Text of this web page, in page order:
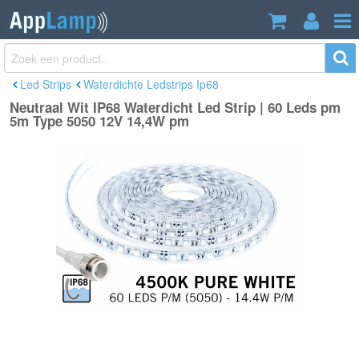
Neutraal Wit IP68 Waterdicht Led Strip |
60 Leds pm 5m Type 5050 12V 14,4W
pm
€79,99
Led Strips Waterdichte Ledstrips Ip68
Neutraal Wit IP68 Waterdicht Led Strip | 60 Leds pm
5m Type 5050 12V 14,4W pm